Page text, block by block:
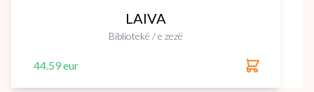
LAIVA
Bibliotekë / e zezë
44.59 eur